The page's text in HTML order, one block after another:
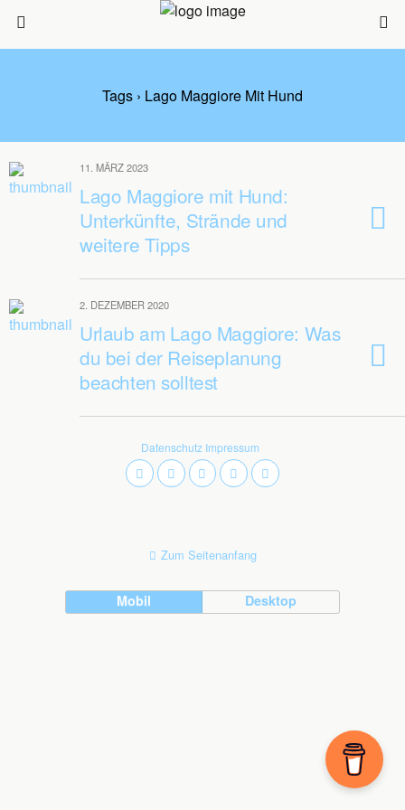
Tags › Lago Maggiore Mit Hund
11. MÄRZ 2023
Lago Maggiore mit Hund:
Unterkünfte, Strände und
weitere Tipps
2. DEZEMBER 2020
Urlaub am Lago Maggiore: Was
du bei der Reiseplanung
beachten solltest
Datenschutz Impressum
Zum Seitenanfang
Mobil Desktop